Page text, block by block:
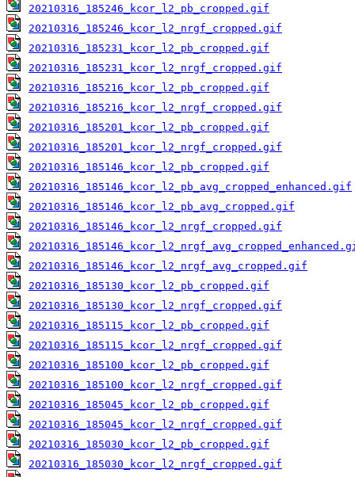
20210316_185246_kcor_l2_pb_cropped.gif
20210316_185246_kcor_l2_nrgf_cropped.gif
20210316_185231_kcor_l2_pb_cropped.gif
20210316_185231_kcor_l2_nrgf_cropped.gif
20210316_185216_kcor_l2_pb_cropped.gif
20210316_185216_kcor_l2_nrgf_cropped.gif
20210316_185201_kcor_l2_pb_cropped.gif
20210316_185201_kcor_l2_nrgf_cropped.gif
20210316_185146_kcor_l2_pb_cropped.gif
20210316_185146_kcor_l2_pb_avg_cropped_enhanced.gif
20210316_185146_kcor_l2_pb_avg_cropped.gif
20210316_185146_kcor_l2_nrgf_cropped.gif
20210316_185146_kcor_l2_nrgf_avg_cropped.gif
20210316_185130_kcor_l2_pb_cropped.gif
20210316_185130_kcor_l2_nrgf_cropped.gif
20210316_185115_kcor_l2_pb_cropped.gif
20210316_185115_kcor_l2_nrgf_cropped.gif
20210316_185100_kcor_l2_pb_cropped.gif
20210316_185100_kcor_l2_nrgf_cropped.gif
20210316_185045_kcor_l2_pb_cropped.gif
20210316_185045_kcor_l2_nrgf_cropped.gif
20210316_185030_kcor_l2_pb_cropped.gif
20210316_185030_kcor_l2_nrgf_cropped.gif